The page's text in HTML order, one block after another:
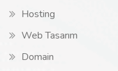
Hosting
Web Tasarım
Domain